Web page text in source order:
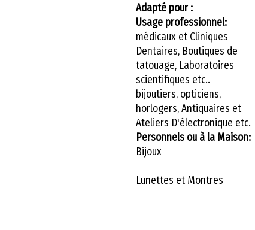
Adapté pour :
Usage professionnel:
médicaux et Cliniques
Dentaires, Boutiques de
tatouage, Laboratoires
scientifiques etc..
bijoutiers, opticiens,
horlogers, Antiquaires et
Ateliers D'électronique etc.
Personnels ou à la Maison:
Bijoux
Lunettes et Montres